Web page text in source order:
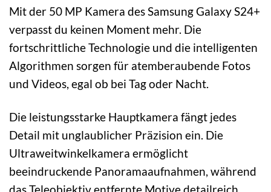
Mit der 50 MP Kamera des Samsung Galaxy S24+
verpasst du keinen Moment mehr. Die
fortschrittliche Technologie und die intelligenten
Algorithmen sorgen für atemberaubende Fotos
und Videos, egal ob bei Tag oder Nacht.
Die leistungsstarke Hauptkamera fängt jedes
Detail mit unglaublicher Präzision ein. Die
Ultraweitwinkelkamera ermöglicht
beeindruckende Panoramaaufnahmen, während
das Teleobjektiv entfernte Motive detailreich